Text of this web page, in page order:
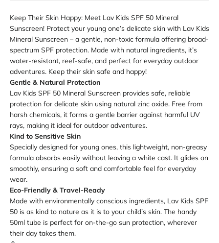
Keep Their Skin Happy: Meet Lav Kids SPF 50 Mineral
Sunscreen! Protect your young one’s delicate skin with Lav Kids
Mineral Sunscreen – a gentle, non-toxic formula offering broad-
spectrum SPF protection. Made with natural ingredients, it’s
water-resistant, reef-safe, and perfect for everyday outdoor
adventures. Keep their skin safe and happy!
Gentle & Natural Protection
Lav Kids SPF 50 Mineral Sunscreen provides safe, reliable
protection for delicate skin using natural zinc oxide. Free from
harsh chemicals, it forms a gentle barrier against harmful UV
rays, making it ideal for outdoor adventures.
Kind to Sensitive Skin
Specially designed for young ones, this lightweight, non-greasy
formula absorbs easily without leaving a white cast. It glides on
smoothly, ensuring a soft and comfortable feel for everyday
wear.
Eco-Friendly & Travel-Ready
Made with environmentally conscious ingredients, Lav Kids SPF
50 is as kind to nature as it is to your child’s skin. The handy
50ml tube is perfect for on-the-go sun protection, wherever
their day takes them.